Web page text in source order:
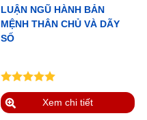
LUẬN NGŨ HÀNH BẢN
MỆNH THÂN CHỦ VÀ DÃY
SỐ
Xem chi tiết